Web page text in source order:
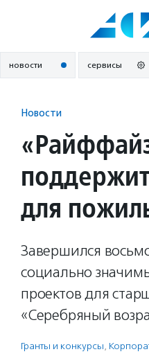
новости сервисы
Новости
для
Завершился
социально
проектов для
«Серебряный
Гранты и конкурсы,